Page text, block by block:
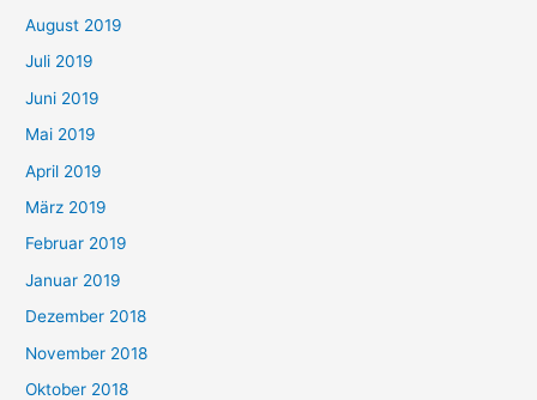
August 2019
Juli 2019
Juni 2019
Mai 2019
April 2019
März 2019
Februar 2019
Januar 2019
Dezember 2018
November 2018
Oktober 2018